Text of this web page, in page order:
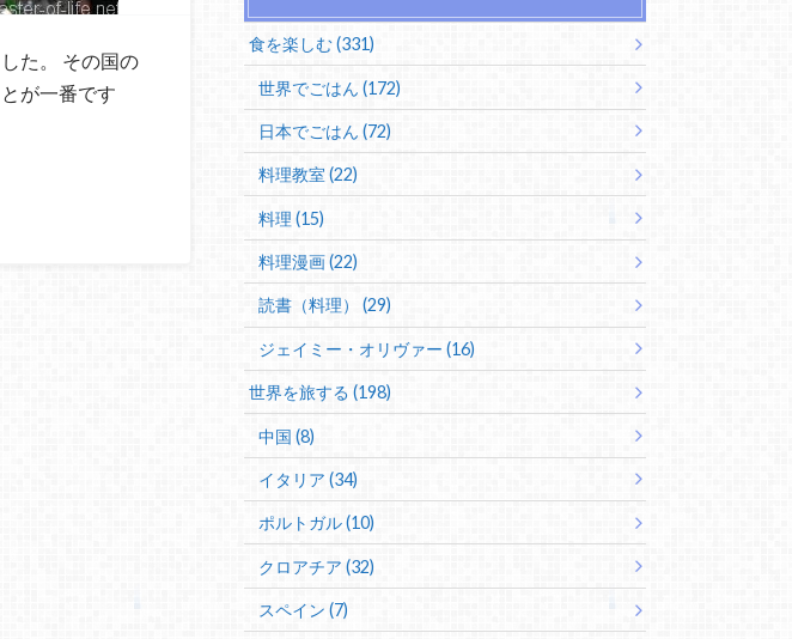
た。 その国の
が一番です
食を楽しむ (331)
世界でごはん (172)
日本でごはん (72)
料理教室 (22)
料理 (15)
料理漫画 (22)
読書（料理） (29)
ジェイミー・オリヴァー (16)
世界を旅する (198)
中国 (8)
イタリア (34)
ポルトガル (10)
クロアチア (32)
スペイン (7)